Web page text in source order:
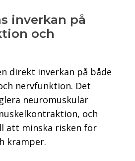
inverkan på
och
direkt inverkan på både
nervfunktion. Det
neuromuskulär
och
att minska risken för
kramper.